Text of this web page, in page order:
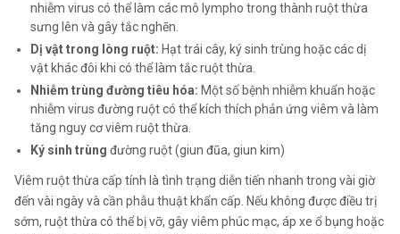
nhiễm virus có thể làm các mô lympho trong thành ruột thừa
sưng lên và gây tắc nghẽn.
Dị vật trong lòng ruột: Hạt trái cây, ký sinh trùng hoặc các dị
vật khác đôi khi có thể làm tắc ruột thừa.
Nhiễm trùng đường tiêu hóa: Một số bệnh nhiễm khuẩn hoặc
nhiễm virus đường ruột có thể kích thích phản ứng viêm và làm
tăng nguy cơ viêm ruột thừa.
Ký sinh trùng đường ruột (giun đũa, giun kim)
Viêm ruột thừa cấp tính là tình trạng diễn tiến nhanh trong vài giờ
đến vài ngày và cần phẫu thuật khẩn cấp. Nếu không được điều trị
sớm, ruột thừa có thể bị vỡ, gây viêm phúc mạc, áp xe ổ bụng hoặc